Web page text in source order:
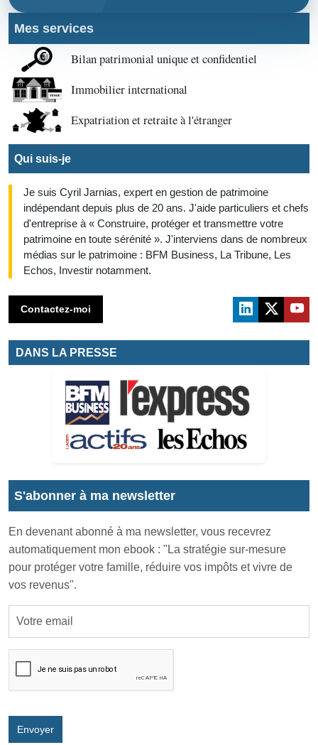
Mes services
Bilan patrimonial unique et confidentiel
Immobilier international
Expatriation et retraite à l'étranger
Qui suis-je
Je suis Cyril Jarnias, expert en gestion de patrimoine
indépendant depuis plus de 20 ans. J'aide particuliers et chefs
d'entreprise à « Construire, protéger et transmettre votre
patrimoine en toute sérénité ». J'interviens dans de nombreux
médias sur le patrimoine : BFM Business, La Tribune, Les
Echos, Investir notamment.
Contactez-moi
DANS LA PRESSE
S'abonner à ma newsletter
En devenant abonné à ma newsletter, vous recevrez
automatiquement mon ebook : "La stratégie sur-mesure
pour protéger votre famille, réduire vos impôts et vivre de
vos revenus".
Envoyer